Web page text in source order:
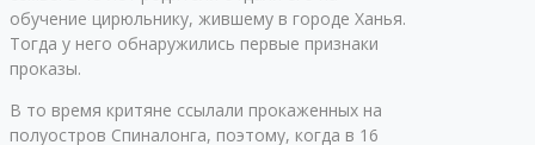
обучение цирюльнику, жившему в городе Ханья.
Тогда у него обнаружились первые признаки
проказы.
В то время критяне ссылали прокаженных на
полуостров Спиналонга, поэтому, когда в 16